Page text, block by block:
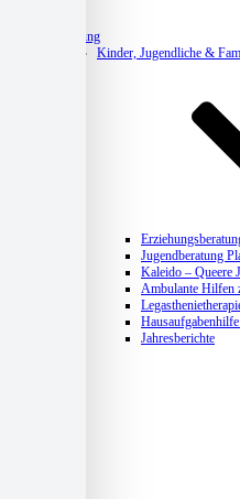
Beratung
Kinder, Jugendliche &
Jugendberatung
Kaleido – Queere
Ambulante Hilfen
Jahresberichte